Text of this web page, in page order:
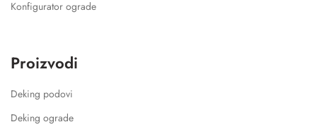
Konfigurator ograde
Proizvodi
Deking podovi
Deking ograde